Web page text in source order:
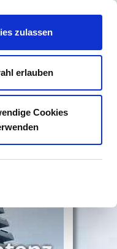
zulassen
erlauben
Cookies